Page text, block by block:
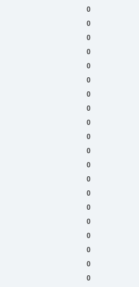
0
0
0
0
0
0
0
0
0
0
0
0
0
0
0
0
0
0
0
0